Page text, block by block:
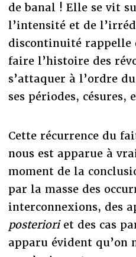
de banal ! Elle se vit
l’intensité et de
discontinuité rappelle
faire l’histoire des
s’attaquer à l’ordre
ses périodes, césures,
Cette récurrence du
nous est apparue à
moment de la
par la masse des
interconnexions, des
posterioriet des cas
apparu évident